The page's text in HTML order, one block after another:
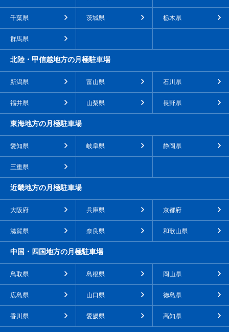
千葉県 茨城県 栃木県
群馬県
北陸・甲信越地方の月極駐車場
新潟県 富山県 石川県
福井県 山梨県 長野県
東海地方の月極駐車場
愛知県 岐阜県 静岡県
三重県
近畿地方の月極駐車場
大阪府 兵庫県 京都府
滋賀県 奈良県 和歌山県
中国・四国地方の月極駐車場
鳥取県 島根県 岡山県
広島県 山口県 徳島県
香川県 愛媛県 高知県